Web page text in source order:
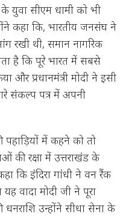
युवा सीएम धामी को भी
कहा कि, भारतीय जनसंघ ने
रखी थी, समान नागरिक
है कि पूरे भारत में सबसे
और प्रधानमंत्री मोदी ने इसी
संकल्प पत्र में अपनी
पहाड़ियों में कहने को तो
की रक्षा में उत्तराखंड के
कि इंदिरा गांधी ने वन रैंक
वादा मोदी जी ने पूरा
उन्होंने सीधा सेना के